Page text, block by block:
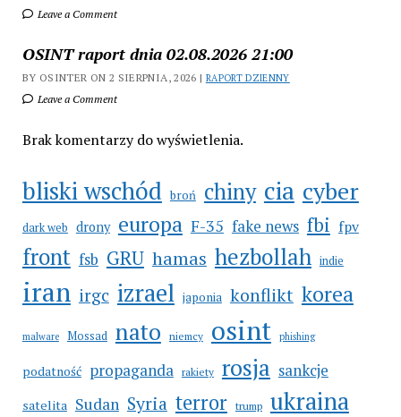
Leave a Comment
OSINT raport dnia 02.08.2026 21:00
BY OSINTER ON 2 SIERPNIA, 2026 | RAPORT DZIENNY
Leave a Comment
Brak komentarzy do wyświetlenia.
bliski wschód broń chiny cia cyber
dark web drony europa F-35 fake news fbi fpv
front fsb GRU hamas hezbollah indie
iran irgc izrael japonia konflikt korea
malware Mossad nato niemcy osint phishing
podatność propaganda rakiety rosja sankcje
satelita Sudan Syria terror trump ukraina